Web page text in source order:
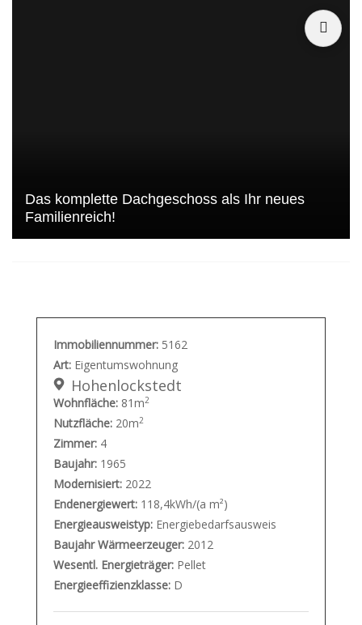
Das komplette Dachgeschoss als Ihr neues
Familienreich!
Immobiliennummer: 5162
Art: Eigentumswohnung
Hohenlockstedt
Wohnfläche: 81m2
Nutzfläche: 20m2
Zimmer: 4
Baujahr: 1965
Modernisiert: 2022
Endenergiewert: 118,4kWh/(a m²)
Energieausweistyp: Energiebedarfsausweis
Baujahr Wärmeerzeuger: 2012
Wesentl. Energieträger: Pellet
Energieeffizienzklasse: D